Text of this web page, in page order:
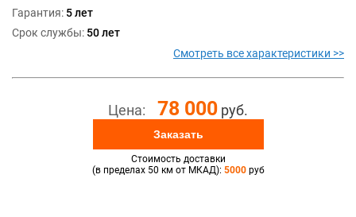
Гарантия: 5 лет
Срок службы: 50 лет
Смотреть все характеристики >>
Цена: 78 000 руб.
Заказать
Стоимость доставки
(в пределах 50 км от МКАД): 5000руб